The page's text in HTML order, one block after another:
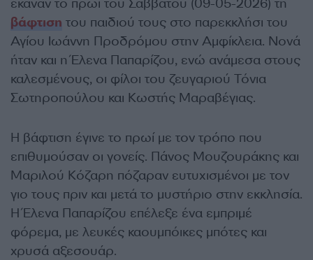
έκαναν το πρωί του Σαββάτου (09-05-2026) τη
βάφτιση του παιδιού τους στο παρεκκλήσι του
Αγίου Ιωάννη Προδρόμου στην Αμφίκλεια. Νονά
ήταν και η Έλενα Παπαρίζου, ενώ ανάμεσα στους
καλεσμένους, οι φίλοι του ζευγαριού Τόνια
Σωτηροπούλου και Κωστής Μαραβέγιας.
Η βάφτιση έγινε το πρωί με τον τρόπο που
επιθυμούσαν οι γονείς. Πάνος Μουζουράκης και
Μαριλού Κόζαρη πόζαραν ευτυχισμένοι με τον
γιο τους πριν και μετά το μυστήριο στην εκκλησία.
Η Έλενα Παπαρίζου επέλεξε ένα εμπριμέ
φόρεμα, με λευκές καουμπόικες μπότες και
χρυσά αξεσουάρ.